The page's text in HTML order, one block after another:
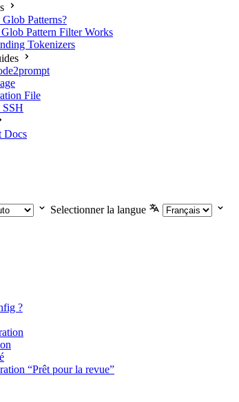
Patterns?
Pattern Filter Works
Tokenizers
File
Docs
Selectionner la langue
?
“Prêt pour la revue”